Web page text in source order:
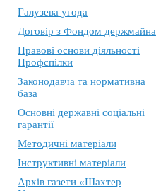
Галузева угода
Договір з Фондом держмайна
Правові основи діяльності
Профспілки
Законодавча та нормативна
база
Основні державні соціальні
гарантії
Методичні матеріали
Інструктивні матеріали
Архів газети «Шахтер